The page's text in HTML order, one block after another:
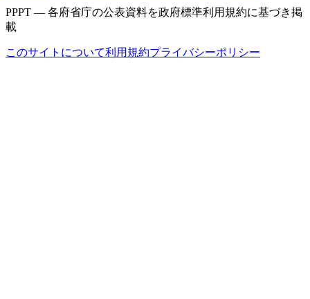
PPPT — 各府省庁の公表資料を政府標準利用規約に基づき掲
載
このサイトについて利用規約プライバシーポリシー